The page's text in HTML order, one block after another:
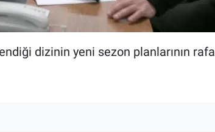
dizinin yeni sezon planlarının rafa